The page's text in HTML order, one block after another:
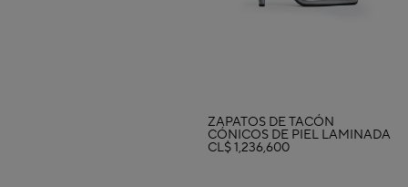
ZAPATOS DE TACÓN
CÓNICOS DE PIEL LAMINADA
CL$ 1,236,600